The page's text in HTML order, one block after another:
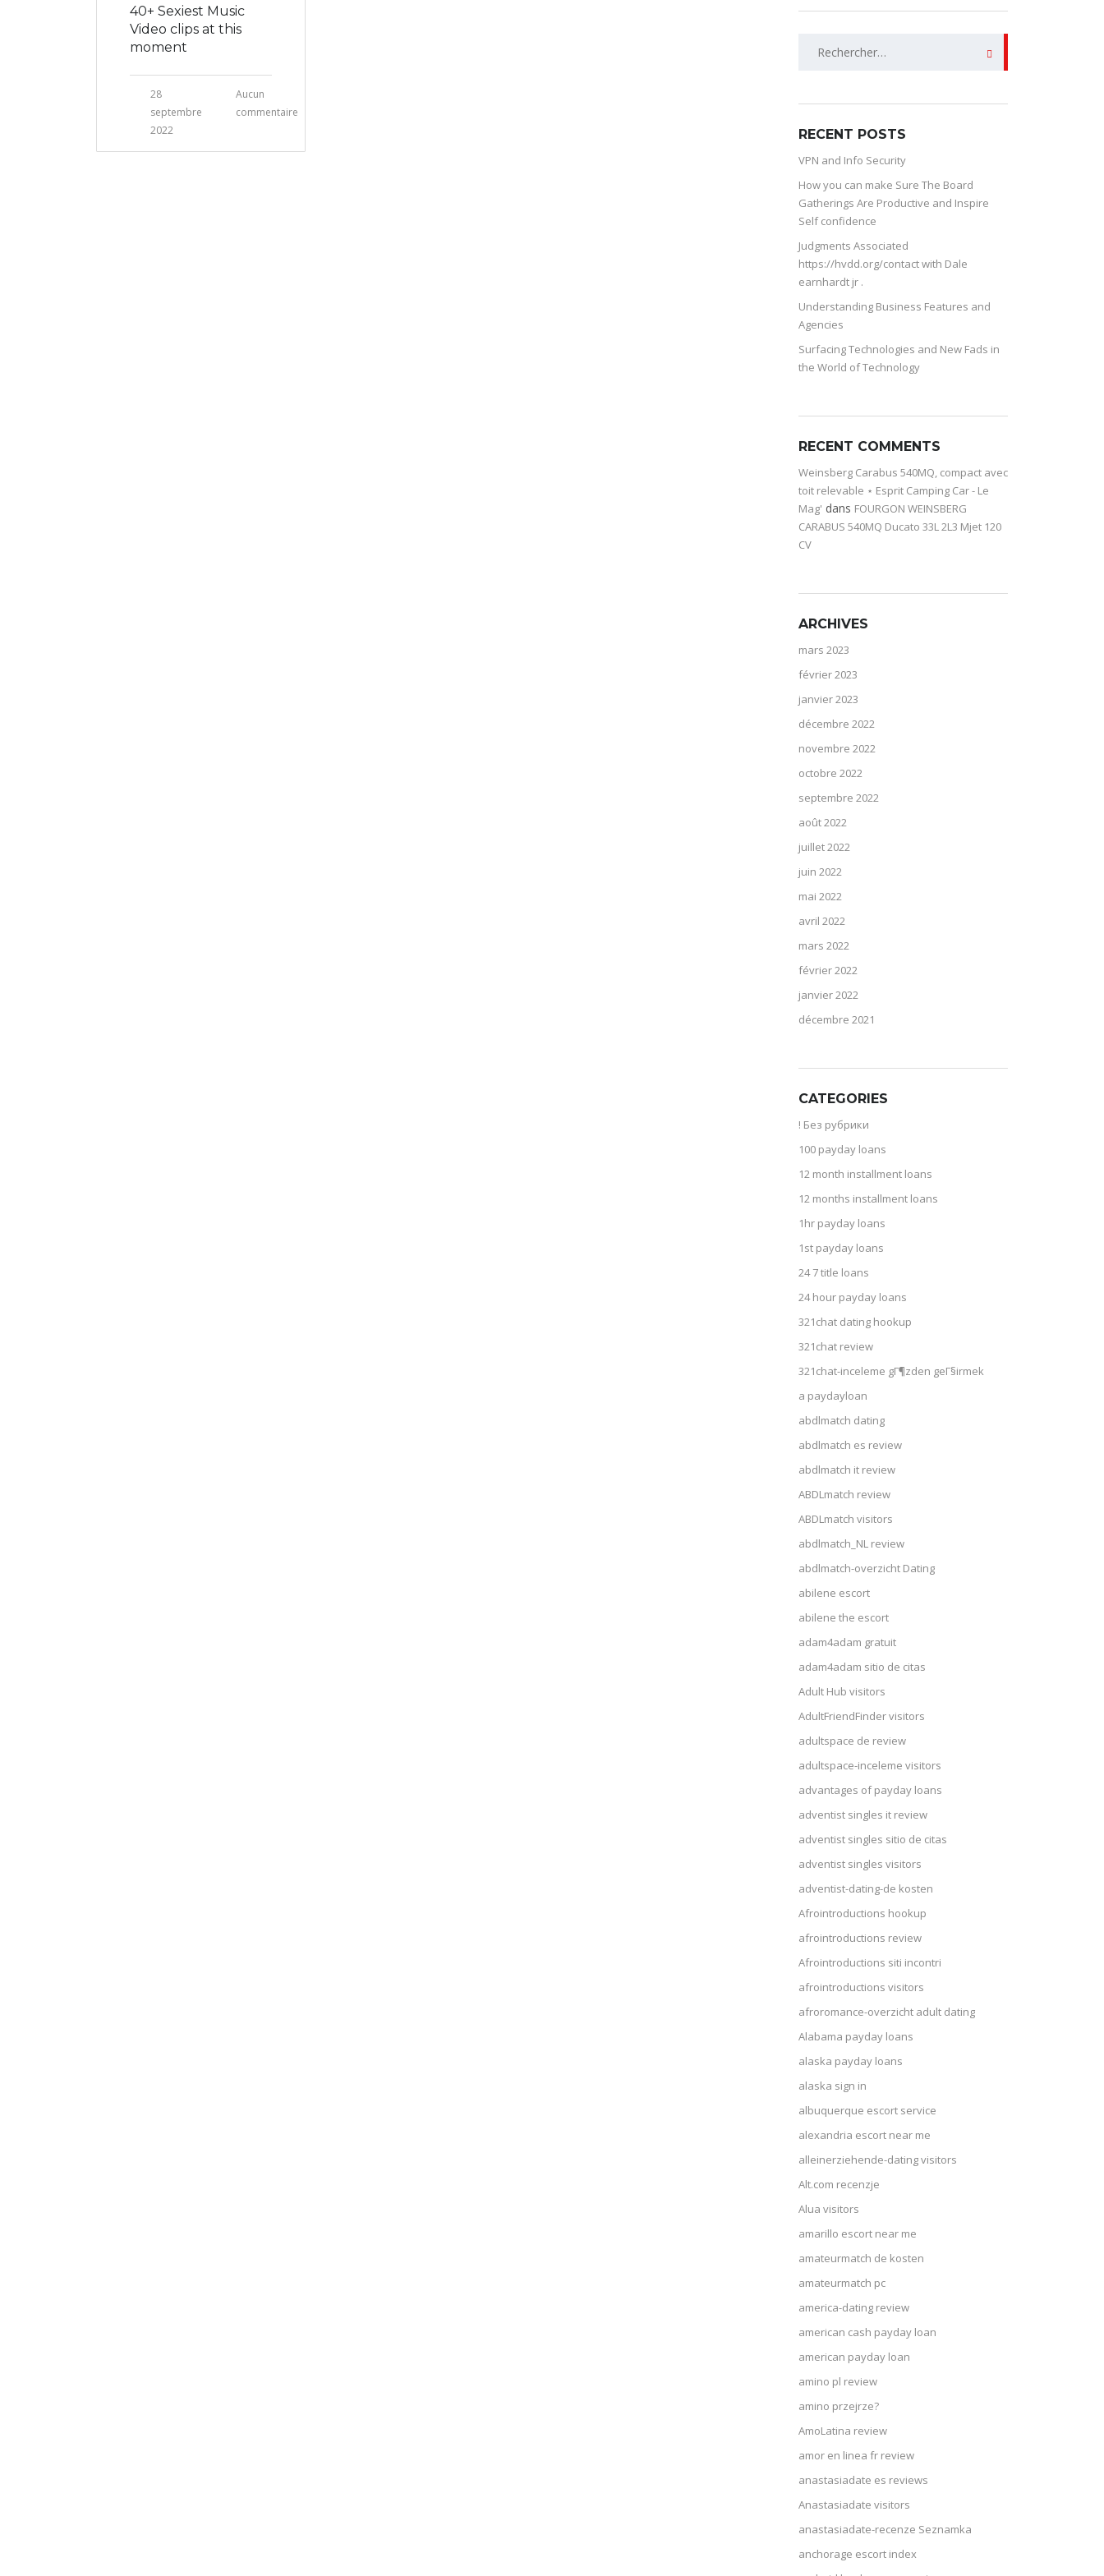
40+ Sexiest Music
Video clips at this
moment
28
septembre
2022
Aucun
commentaire
RECENT POSTS
VPN and Info Security
How you can make Sure The Board
Gatherings Are Productive and Inspire
Self confidence
Judgments Associated
https://hvdd.org/contact with Dale
earnhardt jr .
Understanding Business Features and
Agencies
Surfacing Technologies and New Fads in
the World of Technology
RECENT COMMENTS
Weinsberg Carabus 540MQ, compact avec
toit relevable ⋆ Esprit Camping Car - Le
Mag' dans FOURGON WEINSBERG
CARABUS 540MQ Ducato 33L 2L3 Mjet 120
CV
ARCHIVES
mars 2023
février 2023
janvier 2023
décembre 2022
novembre 2022
octobre 2022
septembre 2022
août 2022
juillet 2022
juin 2022
mai 2022
avril 2022
mars 2022
février 2022
janvier 2022
décembre 2021
CATEGORIES
! Без рубрики
100 payday loans
12 month installment loans
12 months installment loans
1hr payday loans
1st payday loans
24 7 title loans
24 hour payday loans
321chat dating hookup
321chat review
321chat-inceleme gГ¶zden geГ§irmek
a paydayloan
abdlmatch dating
abdlmatch es review
abdlmatch it review
ABDLmatch review
ABDLmatch visitors
abdlmatch_NL review
abdlmatch-overzicht Dating
abilene escort
abilene the escort
adam4adam gratuit
adam4adam sitio de citas
Adult Hub visitors
AdultFriendFinder visitors
adultspace de review
adultspace-inceleme visitors
advantages of payday loans
adventist singles it review
adventist singles sitio de citas
adventist singles visitors
adventist-dating-de kosten
Afrointroductions hookup
afrointroductions review
Afrointroductions siti incontri
afrointroductions visitors
afroromance-overzicht adult dating
Alabama payday loans
alaska payday loans
alaska sign in
albuquerque escort service
alexandria escort near me
alleinerziehende-dating visitors
Alt.com recenzje
Alua visitors
amarillo escort near me
amateurmatch de kosten
amateurmatch pc
america-dating review
american cash payday loan
american payday loan
amino pl review
amino przejrze?
AmoLatina review
amor en linea fr review
anastasiadate es reviews
Anastasiadate visitors
anastasiadate-recenze Seznamka
anchorage escort index